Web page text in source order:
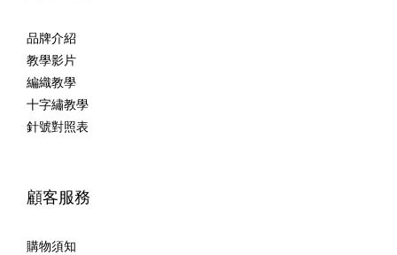
品牌介紹
教學影片
編織教學
十字繡教學
針號對照表
顧客服務
購物須知